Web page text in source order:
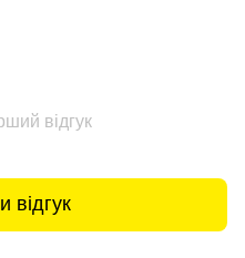
відгук
відгук